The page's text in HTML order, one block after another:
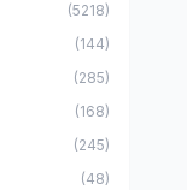
(5218)
(144)
(285)
(168)
(245)
(48)